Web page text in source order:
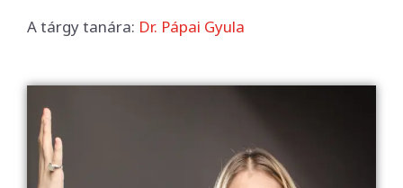
A tárgy tanára: Dr. Pápai Gyula